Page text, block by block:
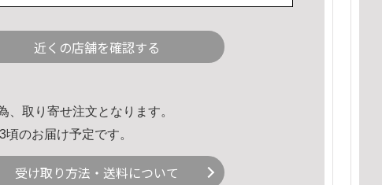
近くの店舗を確認する
、取り寄せ注文となります。
のお届け予定です。
受け取り方法・送料について